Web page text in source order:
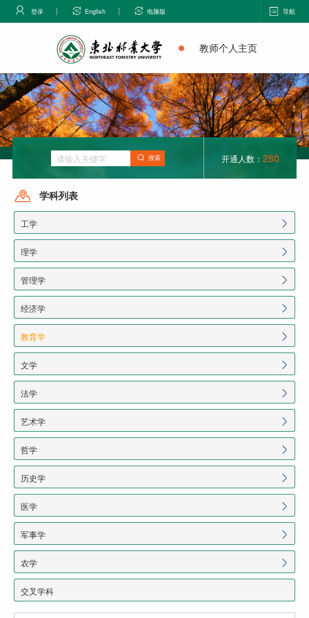
登录 English 电脑版 导航
教师个人主页
搜索 开通人数： 280
学科列表
工学
理学
管理学
经济学
教育学
文学
法学
艺术学
哲学
历史学
医学
军事学
农学
交叉学科